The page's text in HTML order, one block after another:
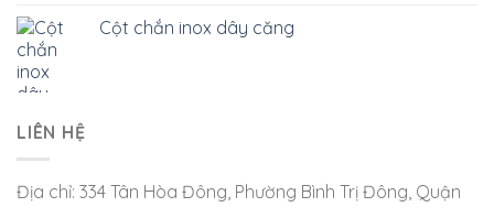
Cột chắn inox dây căng
LIÊN HỆ
Địa chỉ: 334 Tân Hòa Đông, Phường Bình Trị Đông, Quận